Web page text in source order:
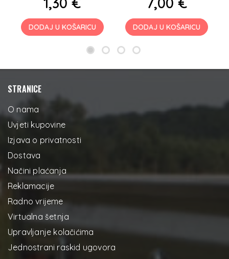
DODAJ U KOŠARICU DODAJ U KOŠARICU
STRANICE
O nama
Uvjeti kupovine
Izjava o privatnosti
Dostava
Načini plaćanja
Reklamacije
Radno vrijeme
Virtualna šetnja
Upravljanje kolačićima
Jednostrani raskid ugovora